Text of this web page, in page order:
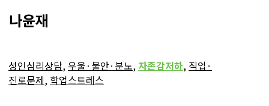
나윤재
성인심리상담, 우울·불안·분노, 자존감저하, 직업·
진로문제, 학업스트레스